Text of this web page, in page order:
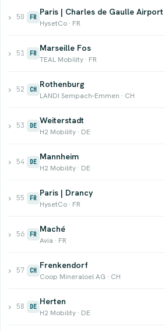
› 50 FR
Paris | Charles de Gaulle Airport
HysetCo · FR
› 51 FR
Marseille Fos
TEAL Mobility · FR
› 52 CH
Rothenburg
LANDI Sempach-Emmen · CH
› 53 DE
Weiterstadt
H2 Mobility · DE
› 54 DE
Mannheim
H2 Mobility · DE
› 55 FR
Paris | Drancy
HysetCo · FR
› 56 FR
Maché
Avia · FR
› 57 CH
Frenkendorf
Coop Mineraloel AG · CH
› 58 DE
Herten
H2 Mobility · DE